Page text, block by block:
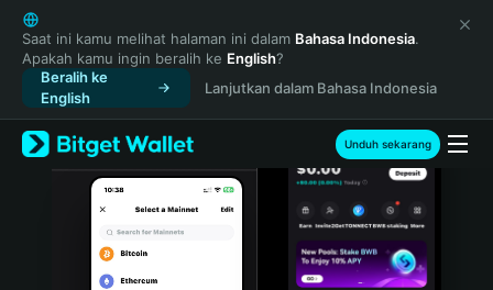
English
日本語
Tiếng Việt
Русский
Español (Latinoamérica)
Türkçe
Italiano
Saat ini kamu melihat halaman ini dalam Bahasa Indonesia.
Apakah kamu ingin beralih ke English?
Beralih ke
English
Lanjutkan dalam Bahasa Indonesia
Unduh sekarang